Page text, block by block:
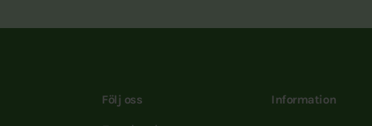
Följ oss Information